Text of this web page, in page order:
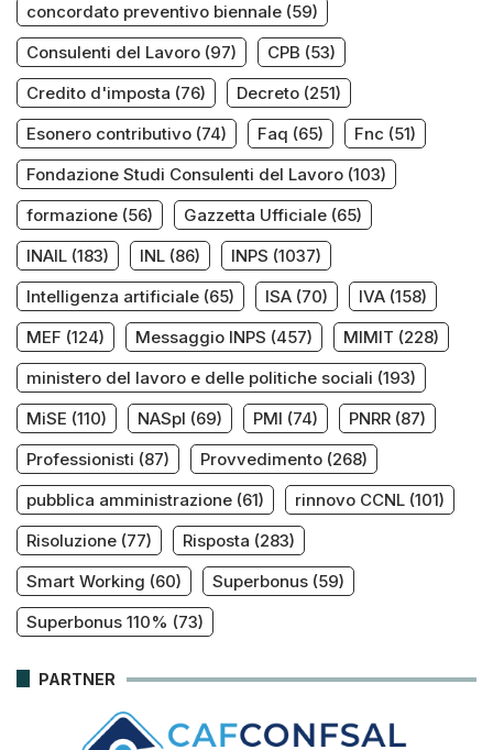
concordato preventivo biennale (59)
Consulenti del Lavoro (97) CPB (53)
Credito d'imposta (76) Decreto (251)
Esonero contributivo (74) Faq (65) Fnc (51)
Fondazione Studi Consulenti del Lavoro (103)
formazione (56) Gazzetta Ufficiale (65)
INAIL (183) INL (86) INPS (1037)
Intelligenza artificiale (65) ISA (70) IVA (158)
MEF (124) Messaggio INPS (457) MIMIT (228)
ministero del lavoro e delle politiche sociali (193)
MiSE (110) NASpI (69) PMI (74) PNRR (87)
Professionisti (87) Provvedimento (268)
pubblica amministrazione (61) rinnovo CCNL (101)
Risoluzione (77) Risposta (283)
Smart Working (60) Superbonus (59)
Superbonus 110% (73)
PARTNER